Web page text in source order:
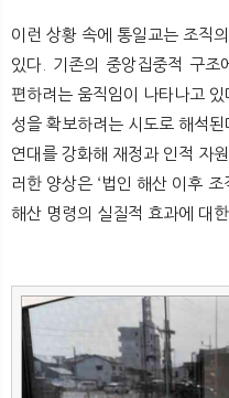
뉴
이런 상황 속에 통일교는 조직
있다. 기존의 중앙집중적 구조
편하려는 움직임이 나타나고
성을 확보하려는 시도로 해석
연대를 강화해 재정과 인적 자
러한 양상은 ‘법인 해산 이후 조
해산 명령의 실질적 효과에 대